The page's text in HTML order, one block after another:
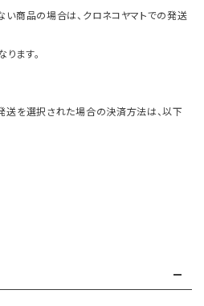
い商品の場合は、クロネコヤマトでの発送
ます。
送を選択された場合の決済方法は、以下